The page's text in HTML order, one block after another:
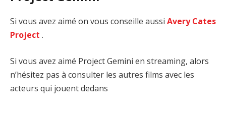
Si vous avez aimé on vous conseille aussi Avery Cates
Project .
Si vous avez aimé Project Gemini en streaming, alors
n’hésitez pas à consulter les autres films avec les
acteurs qui jouent dedans